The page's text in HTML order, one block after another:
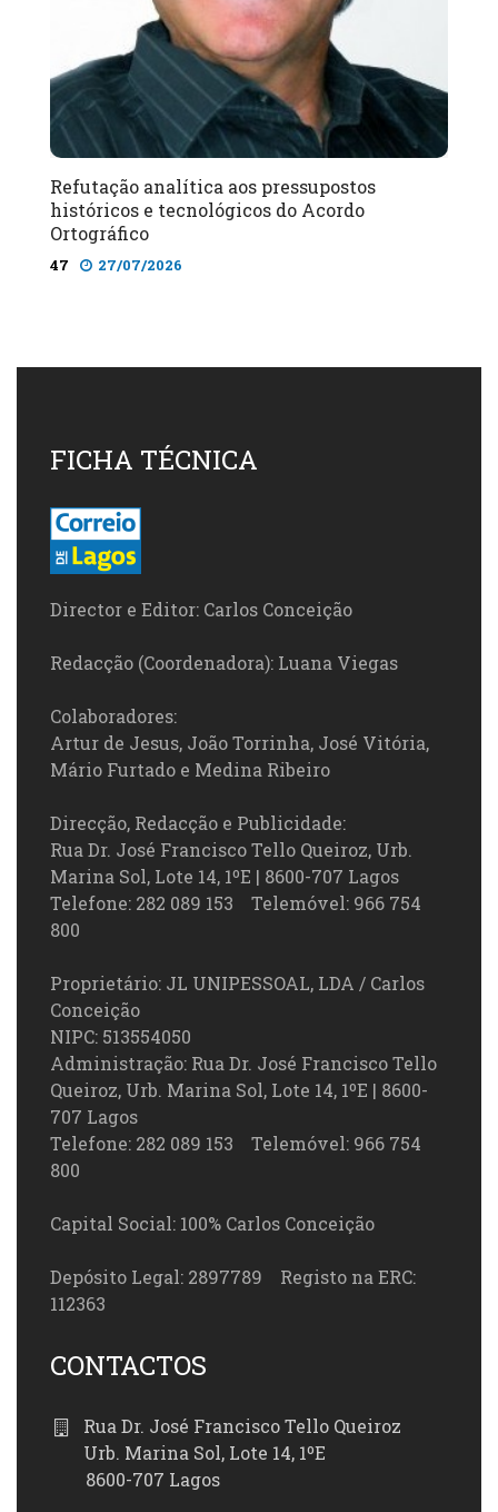
Refutação analítica aos pressupostos
históricos e tecnológicos do Acordo
Ortográfico
47 27/07/2026
FICHA TÉCNICA
Director e Editor: Carlos Conceição
Redacção (Coordenadora): Luana Viegas
Colaboradores:
Artur de Jesus, João Torrinha, José Vitória,
Mário Furtado e Medina Ribeiro
Direcção, Redacção e Publicidade:
Rua Dr. José Francisco Tello Queiroz, Urb.
Marina Sol, Lote 14, 1ºE | 8600-707 Lagos
Telefone: 282 089 153 Telemóvel: 966 754
800
Proprietário: JL UNIPESSOAL, LDA / Carlos
Conceição
NIPC: 513554050
Administração: Rua Dr. José Francisco Tello
Queiroz, Urb. Marina Sol, Lote 14, 1ºE | 8600-
707 Lagos
Telefone: 282 089 153 Telemóvel: 966 754
800
Capital Social: 100% Carlos Conceição
Depósito Legal: 2897789 Registo na ERC:
112363
CONTACTOS
Rua Dr. José Francisco Tello Queiroz
Urb. Marina Sol, Lote 14, 1ºE
8600-707 Lagos